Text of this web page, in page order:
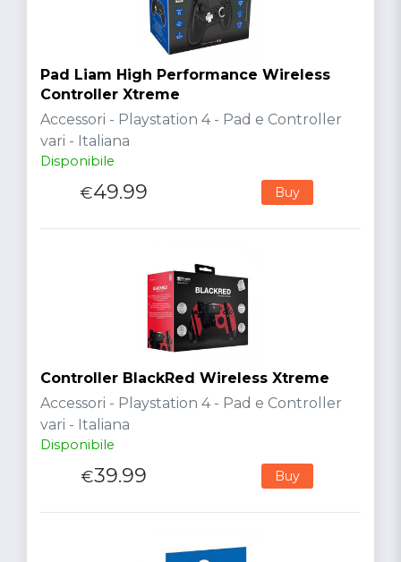
Pad Liam High Performance Wireless
Controller Xtreme
Accessori - Playstation 4 - Pad e Controller
vari - Italiana
Disponibile
€49.99 Buy
Controller BlackRed Wireless Xtreme
Accessori - Playstation 4 - Pad e Controller
vari - Italiana
Disponibile
€39.99 Buy